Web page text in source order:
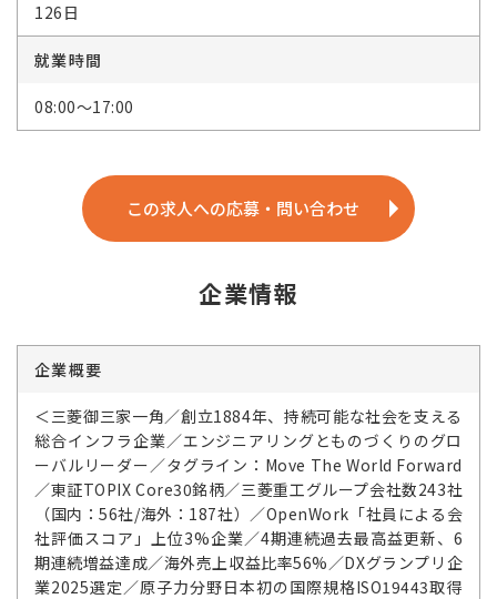
126日
就業時間
08:00～17:00
この求人への応募・問い合わせ
企業情報
企業概要
＜三菱御三家一角／創立1884年、持続可能な社会を支える
総合インフラ企業／エンジニアリングとものづくりのグロ
ーバルリーダー／タグライン：Move The World Forward
／東証TOPIX Core30銘柄／三菱重工グループ会社数243社
（国内：56社/海外：187社）／OpenWork「社員による会
社評価スコア」上位3%企業／4期連続過去最高益更新、6
期連続増益達成／海外売上収益比率56%／DXグランプリ企
業2025選定／原子力分野日本初の国際規格ISO19443取得